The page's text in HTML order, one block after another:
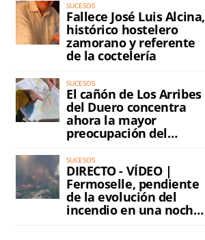
SUCESOS
Fallece José Luis Alcina,
histórico hostelero
zamorano y referente
de la coctelería
SUCESOS
El cañón de Los Arribes
del Duero concentra
ahora la mayor
preocupación del
incendio
SUCESOS
DIRECTO - VÍDEO |
Fermoselle, pendiente
de la evolución del
incendio en una noche